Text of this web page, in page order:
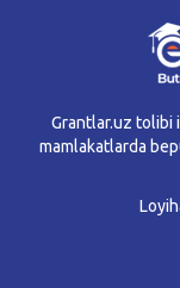
Grantlar.uz tolibi
mamlakatlarda